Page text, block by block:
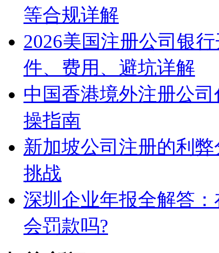
等合规详解
2026美国注册公司银
件、费用、避坑详解
中国香港境外注册公
操指南
新加坡公司注册的利
挑战
深圳企业年报全解答
会罚款吗?